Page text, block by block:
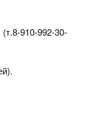
910-992-30-